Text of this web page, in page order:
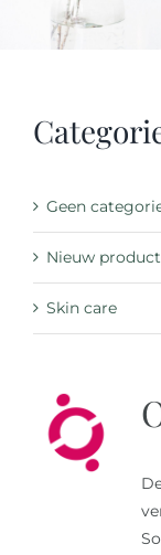
Geen
Nieuw product
Skin care